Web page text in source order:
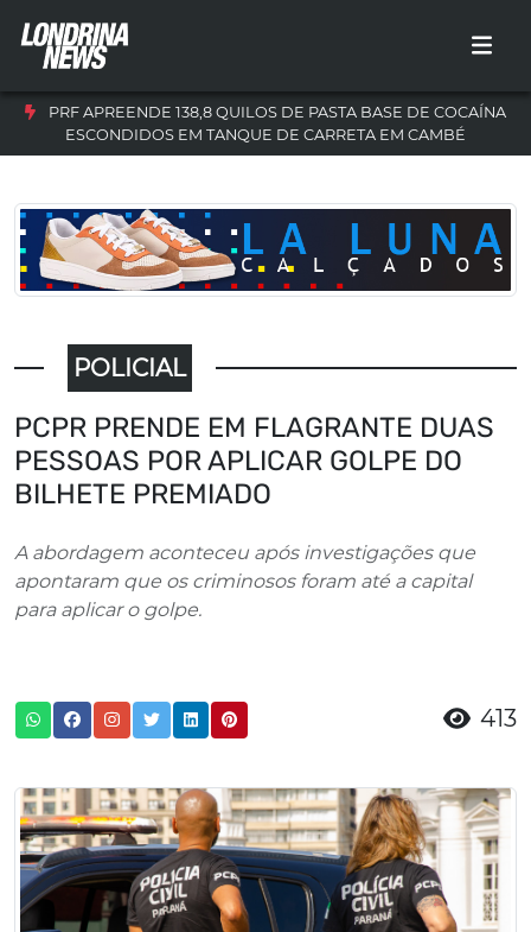
PRF APREENDE 138,8 QUILOS DE PASTA BASE DE COCAÍNA
ESCONDIDOS EM TANQUE DE CARRETA EM CAMBÉ
POLICIAL
PCPR PRENDE EM FLAGRANTE DUAS
PESSOAS POR APLICAR GOLPE DO
BILHETE PREMIADO
A abordagem aconteceu após investigações que
apontaram que os criminosos foram até a capital
para aplicar o golpe.
413